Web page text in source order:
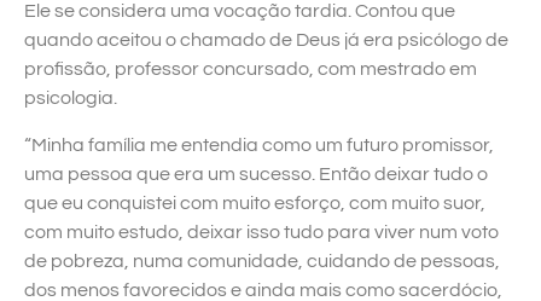
Ele se considera uma vocação tardia. Contou que
quando aceitou o chamado de Deus já era psicólogo de
profissão, professor concursado, com mestrado em
psicologia.
“Minha família me entendia como um futuro promissor,
uma pessoa que era um sucesso. Então deixar tudo o
que eu conquistei com muito esforço, com muito suor,
com muito estudo, deixar isso tudo para viver num voto
de pobreza, numa comunidade, cuidando de pessoas,
dos menos favorecidos e ainda mais como sacerdócio,